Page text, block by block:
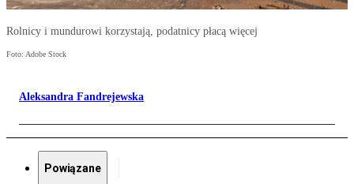
Rolnicy i mundurowi korzystają, podatnicy płacą więcej
Foto: Adobe Stock
Aleksandra Fandrejewska
Powiązane